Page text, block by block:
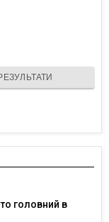
головний в